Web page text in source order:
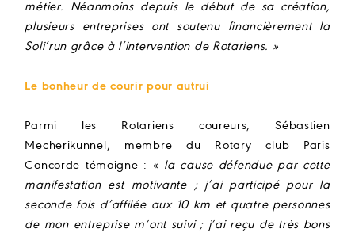
métier. Néanmoins depuis le début de sa création,
plusieurs entreprises ont soutenu financièrement la
Soli’run grâce à l’intervention de Rotariens. »
Le bonheur de courir pour autrui
Parmi les Rotariens coureurs, Sébastien
Mecherikunnel, membre du Rotary club Paris
Concorde témoigne : « la cause défendue par cette
manifestation est motivante ; j’ai participé pour la
seconde fois d’affilée aux 10 km et quatre personnes
de mon entreprise m’ont suivi ; j’ai reçu de très bons